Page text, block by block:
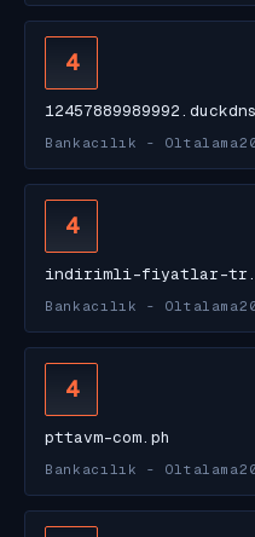
4
Bankacılık - Oltalama
4
indirimli-fiyatlar-
Bankacılık - Oltalama
4
pttavm-com.ph
Bankacılık - Oltalama